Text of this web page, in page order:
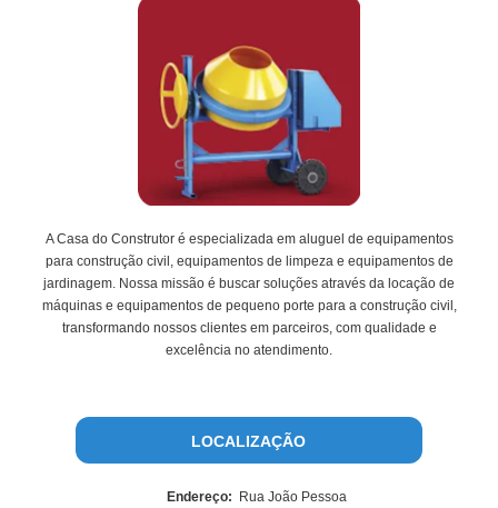
A Casa do Construtor é especializada em aluguel de equipamentos
para construção civil, equipamentos de limpeza e equipamentos de
jardinagem. Nossa missão é buscar soluções através da locação de
máquinas e equipamentos de pequeno porte para a construção civil,
transformando nossos clientes em parceiros, com qualidade e
excelência no atendimento.
LOCALIZAÇÃO
Endereço: Rua João Pessoa